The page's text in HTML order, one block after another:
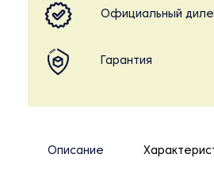
Официальный
Гарантия
Описание